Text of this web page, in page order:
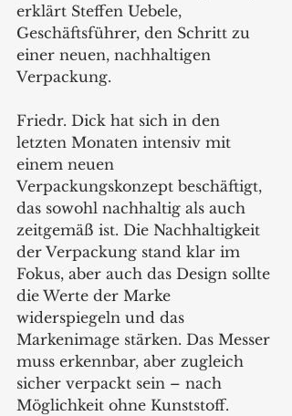
erklärt Steffen Uebele,
Geschäftsführer, den Schritt zu
einer neuen, nachhaltigen
Verpackung.
Friedr. Dick hat sich in den
letzten Monaten intensiv mit
einem neuen
Verpackungskonzept beschäftigt,
das sowohl nachhaltig als auch
zeitgemäß ist. Die Nachhaltigkeit
der Verpackung stand klar im
Fokus, aber auch das Design sollte
die Werte der Marke
widerspiegeln und das
Markenimage stärken. Das Messer
muss erkennbar, aber zugleich
sicher verpackt sein – nach
Möglichkeit ohne Kunststoff.